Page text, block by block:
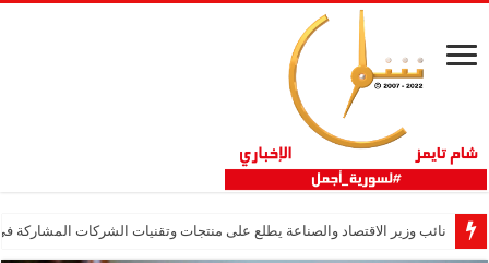
نائب وزير الاقتصاد والصناعة يطلع على منتجات وتقنيات الشركات المشاركة في